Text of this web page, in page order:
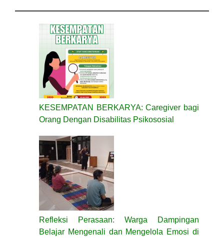
KESEMPATAN BERKARYA: Caregiver bagi
Orang Dengan Disabilitas Psikososial
Refleksi Perasaan: Warga Dampingan
Belajar Mengenali dan Mengelola Emosi di